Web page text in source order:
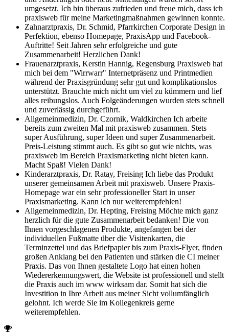
umgesetzt. Ich bin überaus zufrieden und freue mich, dass ich
praxisweb für meine Marketingmaßnahmen gewinnen konnte.
Zahnarztpraxis, Dr. Schmid, Pfarrkirchen Corporate Design in
Perfektion, ebenso Homepage, PraxisApp und Facebook-
Auftritte! Seit Jahren sehr erfolgreiche und gute
Zusammenarbeit! Herzlichen Dank!
Frauenarztpraxis, Kerstin Hannig, Regensburg Praxisweb hat
mich bei dem "Wirrwarr" Internetpräsenz und Printmedien
während der Praxisgründung sehr gut und komplikationslos
unterstützt. Brauchte mich nicht um viel zu kümmern und lief
alles reibungslos. Auch Folgeänderungen wurden stets schnell
und zuverlässig durchgeführt.
Allgemeinmedizin, Dr. Czornik, Waldkirchen Ich arbeite
bereits zum zweiten Mal mit praxisweb zusammen. Stets
super Ausführung, super Ideen und super Zusammenarbeit.
Preis-Leistung stimmt auch. Es gibt so gut wie nichts, was
praxisweb im Bereich Praxismarketing nicht bieten kann.
Macht Spaß! Vielen Dank!
Kinderarztpraxis, Dr. Ratay, Freising Ich liebe das Produkt
unserer gemeinsamen Arbeit mit praxisweb. Unsere Praxis-
Homepage war ein sehr professioneller Start in unser
Praxismarketing. Kann ich nur weiterempfehlen!
Allgemeinmedizin, Dr. Hepting, Freising Möchte mich ganz
herzlich für die gute Zusammenarbeit bedanken! Die von
Ihnen vorgeschlagenen Produkte, angefangen bei der
individuellen Fußmatte über die Visitenkarten, die
Terminzettel und das Briefpapier bis zum Praxis-Flyer, finden
großen Anklang bei den Patienten und stärken die CI meiner
Praxis. Das von Ihnen gestaltete Logo hat einen hohen
Wiedererkennungswert, die Website ist professionell und stellt
die Praxis auch im www wirksam dar. Somit hat sich die
Investition in Ihre Arbeit aus meiner Sicht vollumfänglich
gelohnt. Ich werde Sie im Kollegenkreis gerne
weiterempfehlen.